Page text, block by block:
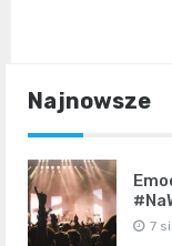
Najnowsze
7